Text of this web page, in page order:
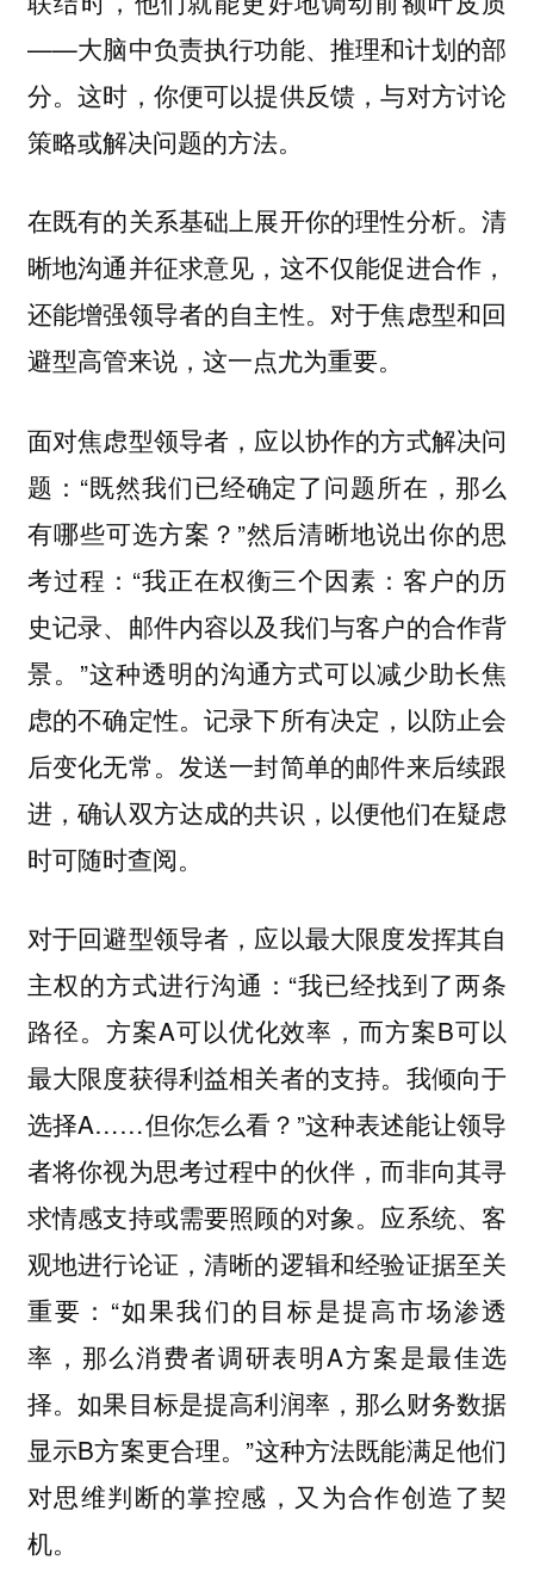
——大脑中负责执行功能、推理和计划的部
分。这时，你便可以提供反馈，与对方讨论
策略或解决问题的方法。
在既有的关系基础上展开你的理性分析。清
晰地沟通并征求意见，这不仅能促进合作，
还能增强领导者的自主性。对于焦虑型和回
避型高管来说，这一点尤为重要。
面对焦虑型领导者，应以协作的方式解决问
题： “既然我们已经确定了问题所在，那么
有哪些可选方案？”然后清晰地说出你的思
考过程：“我正在权衡三个因素：客户的历
史记录、邮件内容以及我们与客户的合作背
景。”这种透明的沟通方式可以减少助长焦
虑的不确定性。记录下所有决定，以防止会
后变化无常。发送一封简单的邮件来后续跟
进，确认双方达成的共识，以便他们在疑虑
时可随时查阅。
对于回避型领导者，应以最大限度发挥其自
主权的方式进行沟通： “我已经找到了两条
路径。方案A可以优化效率，而方案B可以
最大限度获得利益相关者的支持。我倾向于
选择A……但你怎么看？”这种表述能让领导
者将你视为思考过程中的伙伴，而非向其寻
求情感支持或需要照顾的对象。应系统、客
观地进行论证，清晰的逻辑和经验证据至关
重要：“如果我们的目标是提高市场渗透
率，那么消费者调研表明A方案是最佳选
择。如果目标是提高利润率，那么财务数据
显示B方案更合理。”这种方法既能满足他们
对思维判断的掌控感，又为合作创造了契
机。